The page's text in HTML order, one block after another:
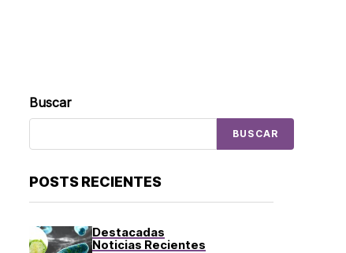
Buscar
BUSCAR
POSTS RECIENTES
Destacadas
Noticias Recientes